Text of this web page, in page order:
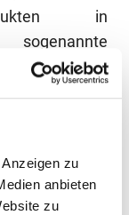
zu
anbieten
zu
in
bringen
Stelle
Stelle, damit
beteiligt
Überprüfung